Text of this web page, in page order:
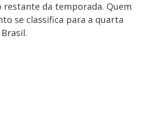
restante da temporada. Quem
se classifica para a quarta